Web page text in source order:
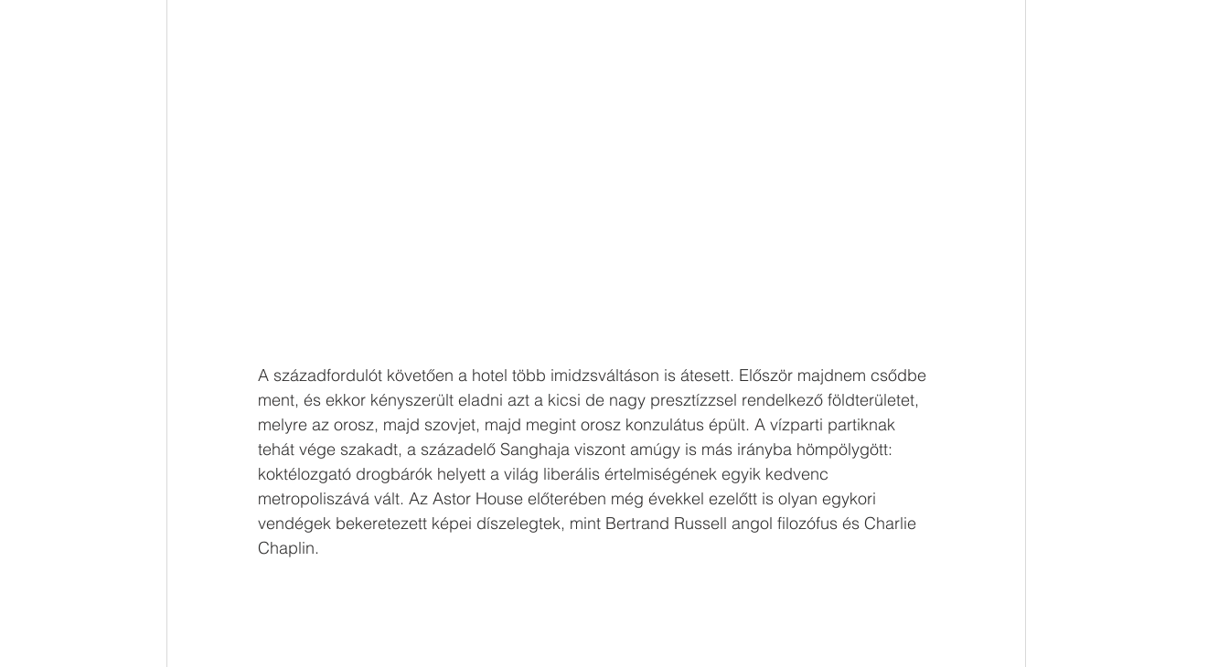
A századfordulót követően a hotel több imidzsváltáson is átesett. Először majdnem csődbe
ment, és ekkor kényszerült eladni azt a kicsi de nagy presztízzsel rendelkező földterületet,
melyre az orosz, majd szovjet, majd megint orosz konzulátus épült. A vízparti partiknak
tehát vége szakadt, a századelő Sanghaja viszont amúgy is más irányba hömpölygött:
koktélozgató drogbárók helyett a világ liberális értelmiségének egyik kedvenc
metropoliszává vált. Az Astor House előterében még évekkel ezelőtt is olyan egykori
vendégek bekeretezett képei díszelegtek, mint Bertrand Russell angol filozófus és Charlie
Chaplin.